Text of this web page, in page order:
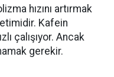
hızını artırmak
Kafein
çalışıyor. Ancak
gerekir.